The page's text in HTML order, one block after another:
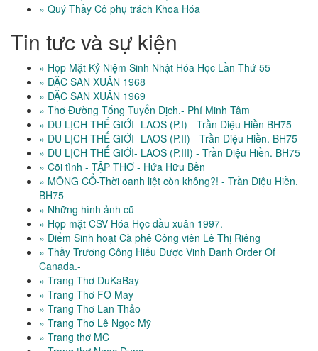
» Quý Thầy Cô phụ trách Khoa Hóa
Tin tưc và sự kiện
» Họp Mặt Kỷ Niệm Sinh Nhật Hóa Học Lần Thứ 55
» ĐẶC SAN XUÂN 1968
» ĐẶC SAN XUÂN 1969
» Thơ Đường Tống Tuyển Dịch.- Phí Minh Tâm
» DU LỊCH THẾ GIỚI- LAOS (P.I) - Trần Diệu Hiền BH75
» DU LỊCH THẾ GIỚI- LAOS (P.II) - Trần Diệu Hiền. BH75
» DU LỊCH THẾ GIỚI- LAOS (P.III) - Trần Diệu Hiền. BH75
» Cõi tình - TẬP THƠ - Hứa Hữu Bền
» MÔNG CỔ-Thời oanh liệt còn không?! - Trần Diệu Hiền.
BH75
» Những hình ảnh cũ
» Họp mặt CSV Hóa Học đầu xuân 1997.-
» Điểm Sinh hoạt Cà phê Công viên Lê Thị Riêng
» Thầy Trương Công Hiếu Được Vinh Danh Order Of
Canada.-
» Trang Thơ DuKaBay
» Trang Thơ FO May
» Trang Thơ Lan Thảo
» Trang Thơ Lê Ngọc Mỹ
» Trang thơ MC